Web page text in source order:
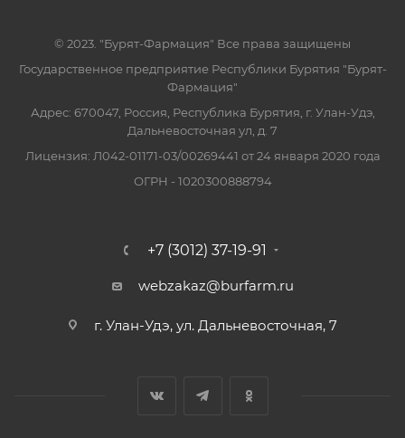
© 2023. "Бурят-Фармация" Все права защищены
Государственное предприятие Республики Бурятия "Бурят-
Фармация"
Адрес: 670047, Россия, Республика Бурятия, г. Улан-Удэ,
Дальневосточная ул, д. 7
Лицензия: Л042-01171-03/00269441 от 24 января 2020 года
ОГРН - 1020300888794
+7 (3012) 37-19-91
webzakaz@burfarm.ru
г. Улан-Удэ, ул. Дальневосточная, 7